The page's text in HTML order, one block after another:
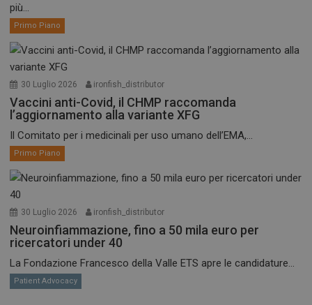
più...
Primo Piano
30 Luglio 2026 ironfish_distributor
Vaccini anti-Covid, il CHMP raccomanda
l’aggiornamento alla variante XFG
Il Comitato per i medicinali per uso umano dell’EMA,...
Primo Piano
30 Luglio 2026 ironfish_distributor
Neuroinfiammazione, fino a 50 mila euro per
ricercatori under 40
La Fondazione Francesco della Valle ETS apre le candidature...
Patient Advocacy